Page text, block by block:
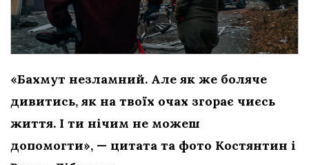
«Бахмут незламний. Але як же боляче
дивитись, як на твоїх очах згорає чиєсь
життя. І ти нічим не можеш
допомогти», — цитата та фото Костянтин і